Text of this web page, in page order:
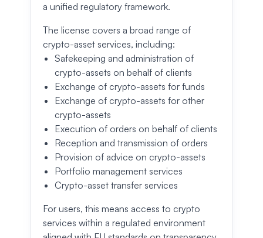
a unified regulatory framework.
The license covers a broad range of
crypto-asset services, including:
Safekeeping and administration of
crypto-assets on behalf of clients
Exchange of crypto-assets for funds
Exchange of crypto-assets for other
crypto-assets
Execution of orders on behalf of clients
Reception and transmission of orders
Provision of advice on crypto-assets
Portfolio management services
Crypto-asset transfer services
For users, this means access to crypto
services within a regulated environment